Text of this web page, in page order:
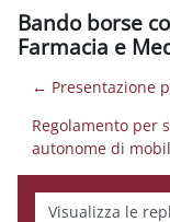
Bando borse
Farmacia e
← Presentazione
Regolamento per
autonome di
Modalità